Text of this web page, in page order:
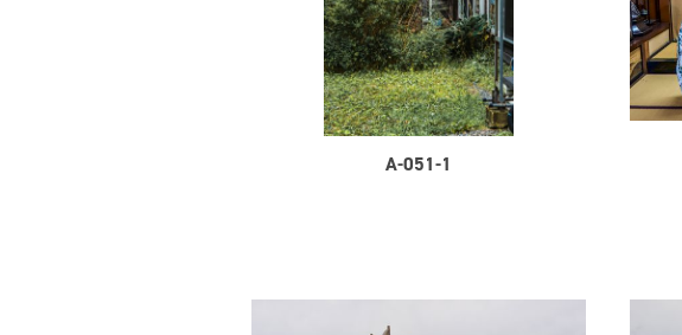
A-051-1